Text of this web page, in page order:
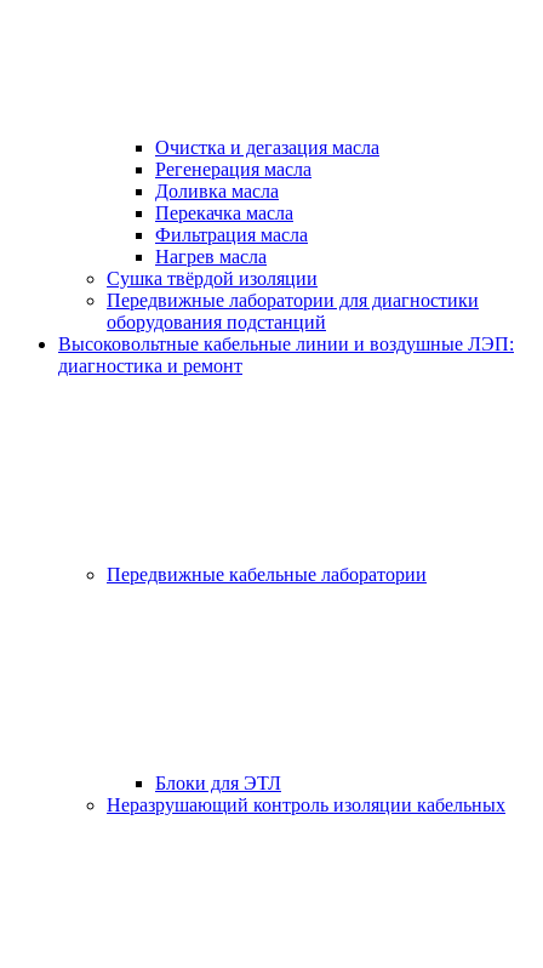
Очистка и дегазация масла
Регенерация масла
Доливка масла
Перекачка масла
Фильтрация масла
Нагрев масла
Сушка твёрдой изоляции
Передвижные лаборатории для диагностики
оборудования подстанций
Высоковольтные кабельные линии и воздушные ЛЭП:
диагностика и ремонт
Передвижные кабельные лаборатории
Блоки для ЭТЛ
Неразрушающий контроль изоляции кабельных